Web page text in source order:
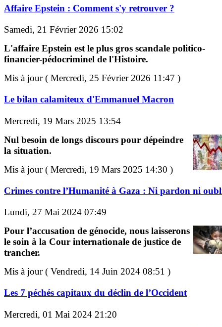
Affaire Epstein : Comment s'y retrouver ?
Samedi, 21 Février 2026 15:02
L'affaire Epstein est le plus gros scandale politico-
financier-pédocriminel de l'Histoire.
Mis à jour ( Mercredi, 25 Février 2026 11:47 )
Le bilan calamiteux d'Emmanuel Macron
Mercredi, 19 Mars 2025 13:54
Nul besoin de longs discours pour dépeindre
la situation.
Mis à jour ( Mercredi, 19 Mars 2025 14:30 )
Crimes contre l’Humanité à Gaza : Ni pardon ni
Lundi, 27 Mai 2024 07:49
Pour l’accusation de génocide, nous laisserons
le soin à la Cour internationale de justice de
trancher.
Mis à jour ( Vendredi, 14 Juin 2024 08:51 )
Les 7 péchés capitaux du déclin de l’Occident
Mercredi, 01 Mai 2024 21:20